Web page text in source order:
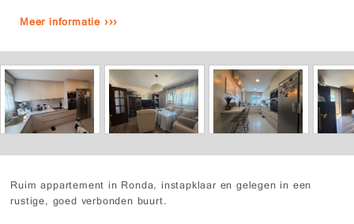
Meer informatie ›››
Ruim appartement in Ronda, instapklaar en gelegen in een
rustige, goed verbonden buurt.